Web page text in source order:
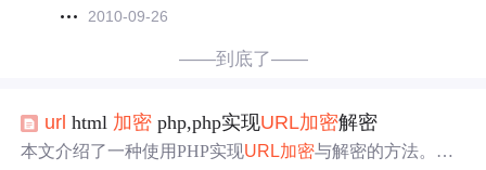
2010-09-26
——到底了——
url html 加密 php,php实现URL加密解密
本文介绍了一种使用PHP实现URL加密与解密的方法。通